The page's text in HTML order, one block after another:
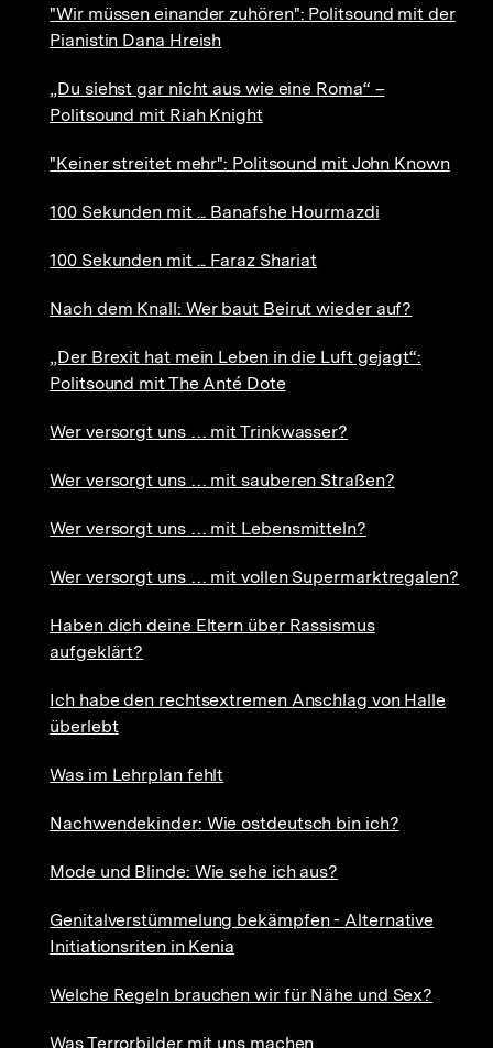
"Wir müssen einander zuhören": Politsound mit der
Pianistin Dana Hreish
„Du siehst gar nicht aus wie eine Roma“ –
Politsound mit Riah Knight
"Keiner streitet mehr": Politsound mit John Known
100 Sekunden mit ... Banafshe Hourmazdi
100 Sekunden mit ... Faraz Shariat
Nach dem Knall: Wer baut Beirut wieder auf?
„Der Brexit hat mein Leben in die Luft gejagt“:
Politsound mit The Anté Dote
Wer versorgt uns … mit Trinkwasser?
Wer versorgt uns … mit sauberen Straßen?
Wer versorgt uns … mit Lebensmitteln?
Wer versorgt uns … mit vollen Supermarktregalen?
Haben dich deine Eltern über Rassismus
aufgeklärt?
Ich habe den rechtsextremen Anschlag von Halle
überlebt
Was im Lehrplan fehlt
Nachwendekinder: Wie ostdeutsch bin ich?
Mode und Blinde: Wie sehe ich aus?
Genitalverstümmelung bekämpfen - Alternative
Initiationsriten in Kenia
Welche Regeln brauchen wir für Nähe und Sex?
Was Terrorbilder mit uns machen